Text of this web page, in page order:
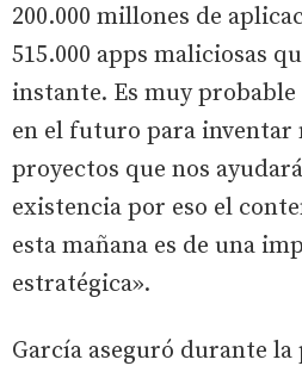
200.000 millones de
515.000 apps maliciosas
instante. Es muy
en el futuro para inventar
proyectos que nos
existencia por eso el
esta mañana es de una
estratégica».
García aseguró durante